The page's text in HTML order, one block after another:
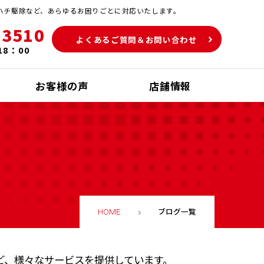
除など、あらゆるお困りごとに対応いたします。
：00
よくあるご質問＆お問い合わせ
お客様の声 店舗情報
HOME ブログ一覧
様々なサービスを提供しています。